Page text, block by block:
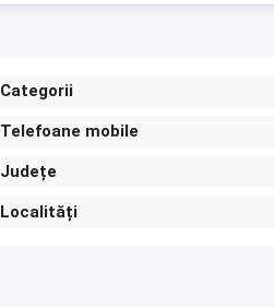
Categorii
Telefoane mobile
Județe
Localități